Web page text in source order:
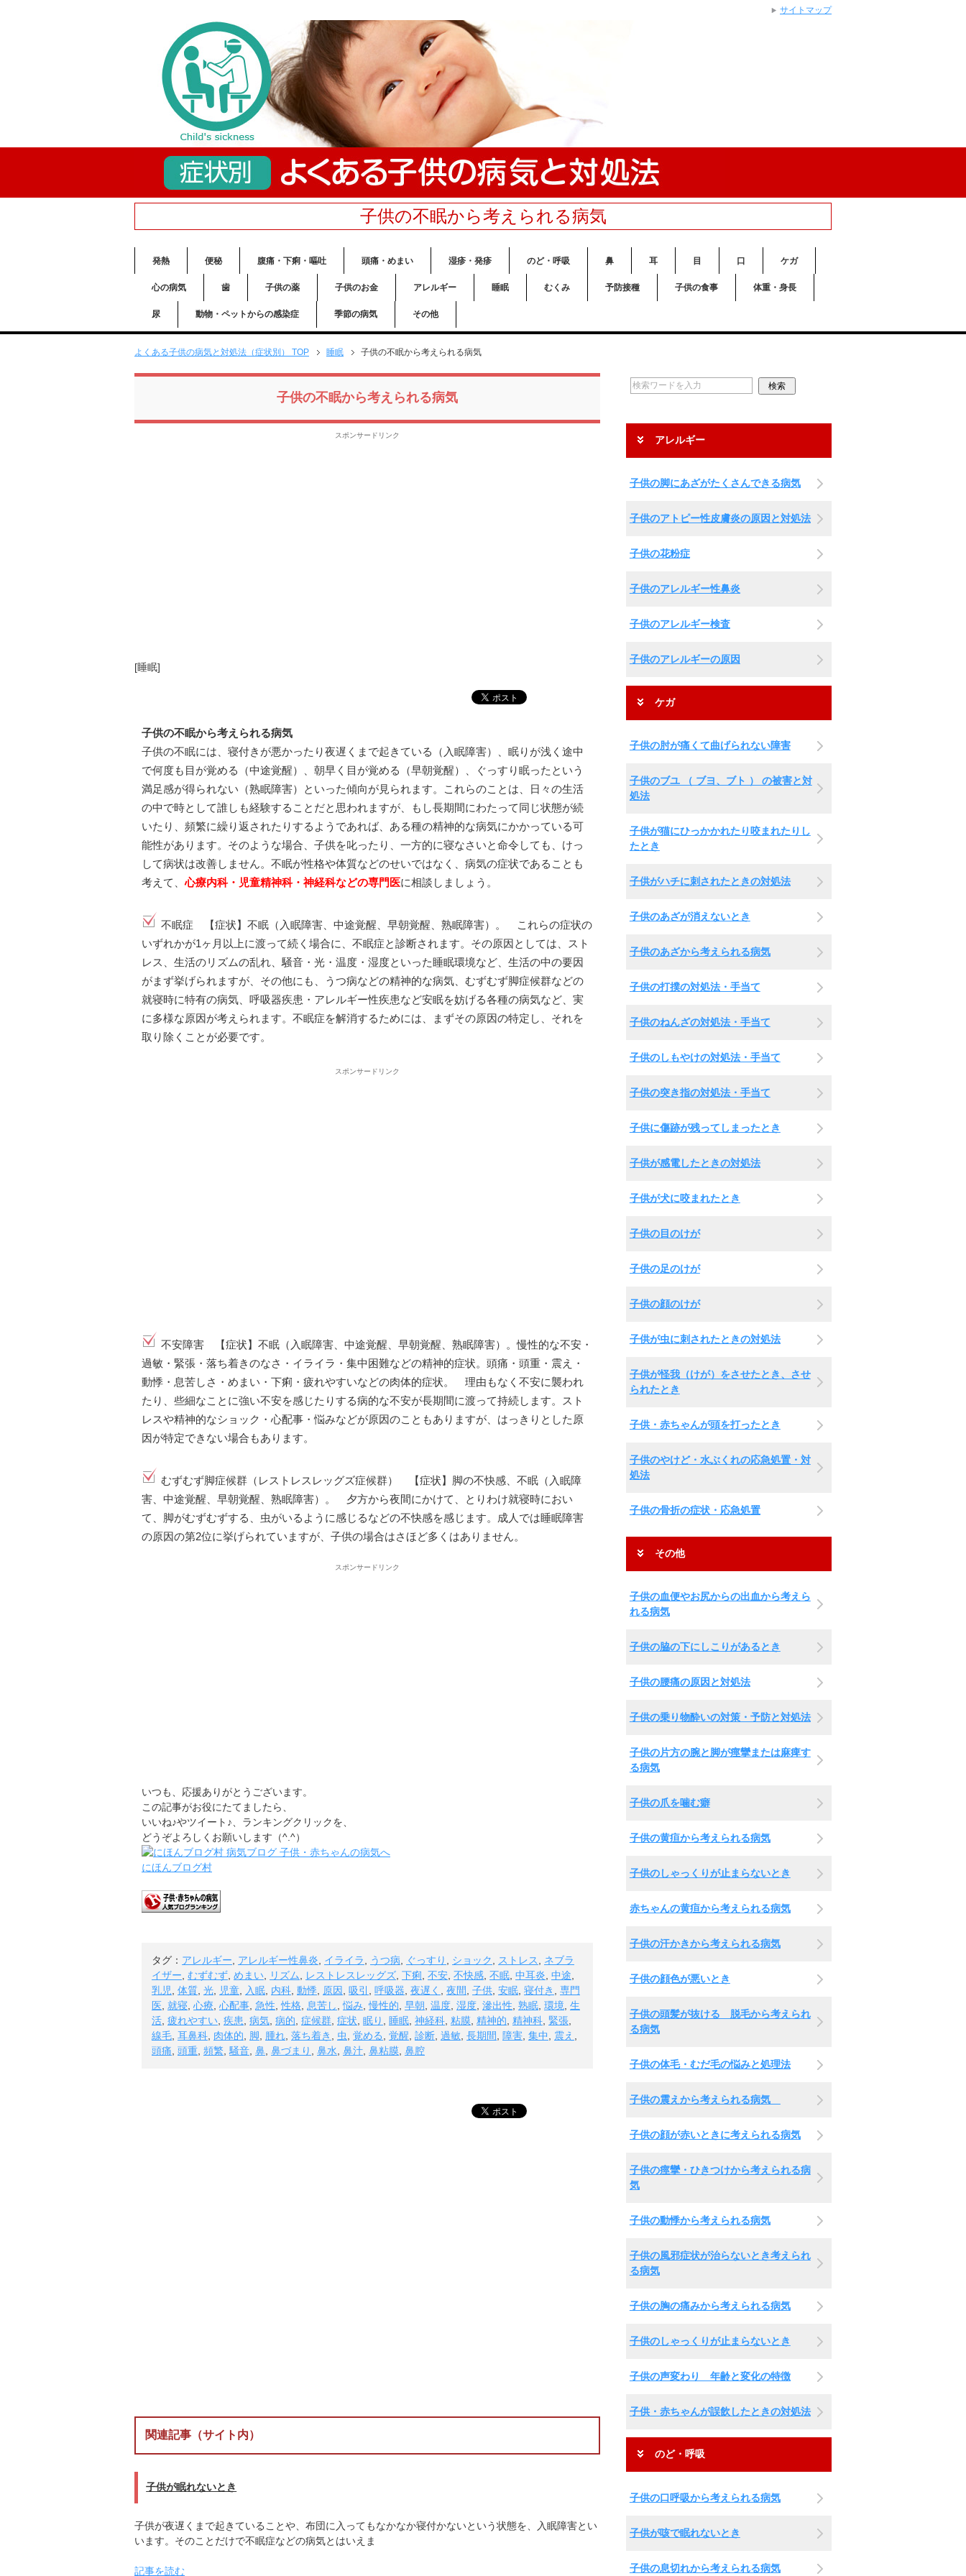
子供の不眠から考えられる病気
発熱 便秘 腹痛・下痢・嘔吐 頭痛・めまい 湿疹・発疹 のど・呼吸 鼻 耳 目 口 ケガ
心の病気 歯 子供の薬 子供のお金 アレルギー 睡眠 むくみ 予防接種 子供の食事 体重・身長
尿 動物・ペットからの感染症 季節の病気 その他
よくある子供の病気と対処法（症状別） TOP 睡眠 子供の不眠から考えられる病気
子供の不眠から考えられる病気
スポンサードリンク
[睡眠]
子供の不眠から考えられる病気
子供の不眠には、寝付きが悪かったり夜遅くまで起きている（入眠障害）、眠りが浅く途中
で何度も目が覚める（中途覚醒）、朝早く目が覚める（早朝覚醒）、ぐっすり眠ったという
満足感が得られない（熟眠障害）といった傾向が見られます。これらのことは、日々の生活
の中で時として誰しも経験することだと思われますが、もし長期間にわたって同じ状態が続
いたり、頻繁に繰り返されたりするようであれば、ある種の精神的な病気にかかっている可
能性があります。そのような場合、子供を叱ったり、一方的に寝なさいと命令しても、けっ
して病状は改善しません。不眠が性格や体質などのせいではなく、病気の症状であることも
考えて、心療内科・児童精神科・神経科などの専門医に相談しましょう。
不眠症 【症状】不眠（入眠障害、中途覚醒、早朝覚醒、熟眠障害）。 これらの症状の
いずれかが1ヶ月以上に渡って続く場合に、不眠症と診断されます。その原因としては、スト
レス、生活のリズムの乱れ、騒音・光・温度・湿度といった睡眠環境など、生活の中の要因
がまず挙げられますが、その他にも、うつ病などの精神的な病気、むずむず脚症候群などの
就寝時に特有の病気、呼吸器疾患・アレルギー性疾患など安眠を妨げる各種の病気など、実
に多様な原因が考えられます。不眠症を解消するためには、まずその原因の特定し、それを
取り除くことが必要です。
スポンサードリンク
不安障害 【症状】不眠（入眠障害、中途覚醒、早朝覚醒、熟眠障害）。慢性的な不安・
過敏・緊張・落ち着きのなさ・イライラ・集中困難などの精神的症状。頭痛・頭重・震え・
動悸・息苦しさ・めまい・下痢・疲れやすいなどの肉体的症状。 理由もなく不安に襲われ
たり、些細なことに強い不安を感じたりする病的な不安が長期間に渡って持続します。スト
レスや精神的なショック・心配事・悩みなどが原因のこともありますが、はっきりとした原
因が特定できない場合もあります。
むずむず脚症候群（レストレスレッグズ症候群） 【症状】脚の不快感、不眠（入眠障
害、中途覚醒、早朝覚醒、熟眠障害）。 夕方から夜間にかけて、とりわけ就寝時におい
て、脚がむずむずする、虫がいるように感じるなどの不快感を感じます。成人では睡眠障害
の原因の第2位に挙げられていますが、子供の場合はさほど多くはありません。
スポンサードリンク
いつも、応援ありがとうございます。
この記事がお役にたてましたら、
いいね♪やツイート♪、ランキングクリックを、
どうぞよろしくお願いします（^.^）
にほんブログ村
タグ： アレルギー アレルギー性鼻炎 イライラ うつ病 ぐっすり ショック ストレス
ネブラ
イザー むずむず めまい リズム レストレスレッグズ 下痢 不安 不快感 不眠 中耳炎 中途
乳児
体質 光 児童 入眠 内科 動悸 原因 吸引 呼吸器 夜遅く 夜間 子供 安眠 寝付き
専門
医 就寝 心療 心配事 急性 ,性格 息苦し ,悩み ,慢性的 早朝 温度 湿度 滲出性 熟眠 環境 生
活 疲れやすい 疾患 病気 病的 症候群 症状 眠り 睡眠 神経科 粘膜 精神的 精神科 緊張
線毛 耳鼻科 肉体的 脚 腫れ 落ち着き 虫 覚める 覚醒 診断 過敏 長期間 障害 集中 震え
頭痛 頭重 頻繁 騒音 鼻 鼻づまり 鼻水 鼻汁 鼻粘膜 鼻腔
関連記事（サイト内）
子供が眠れないとき
子供が夜遅くまで起きていることや、布団に入ってもなかなか寝付かないという状態を、入眠障害とい
います。そのことだけで不眠症などの病気とはいえま
記事を読む
アレルギー
子供の脚にあざがたくさんできる病気
子供のアトピー性皮膚炎の原因と対処法
子供の花粉症
子供のアレルギー性鼻炎
子供のアレルギー検査
子供のアレルギーの原因
ケガ
子供の肘が痛くて曲げられない障害
子供のブユ （ ブヨ、ブト ） の被害と対
処法
子供が猫にひっかかれたり咬まれたりし
たとき
子供がハチに刺されたときの対処法
子供のあざが消えないとき
子供のあざから考えられる病気
子供の打撲の対処法・手当て
子供のねんざの対処法・手当て
子供のしもやけの対処法・手当て
子供の突き指の対処法・手当て
子供に傷跡が残ってしまったとき
子供が感電したときの対処法
子供が犬に咬まれたとき
子供の目のけが
子供の足のけが
子供の顔のけが
子供が虫に刺されたときの対処法
子供が怪我（けが）をさせたとき、させ
られたとき
子供・赤ちゃんが頭を打ったとき
子供のやけど・水ぶくれの応急処置・対
処法
子供の骨折の症状・応急処置
その他
子供の血便やお尻からの出血から考えら
れる病気
子供の脇の下にしこりがあるとき
子供の腰痛の原因と対処法
子供の乗り物酔いの対策・予防と対処法
子供の片方の腕と脚が痙攣または麻痺す
る病気
子供の爪を噛む癖
子供の黄疸から考えられる病気
子供のしゃっくりが止まらないとき
赤ちゃんの黄疸から考えられる病気
子供の汗かきから考えられる病気
子供の顔色が悪いとき
子供の頭髪が抜ける 脱毛から考えられ
る病気
子供の体毛・むだ毛の悩みと処理法
子供の震えから考えられる病気
子供の顔が赤いときに考えられる病気
子供の痙攣・ひきつけから考えられる病
気
子供の動悸から考えられる病気
子供の風邪症状が治らないとき考えられ
る病気
子供の胸の痛みから考えられる病気
子供のしゃっくりが止まらないとき
子供の声変わり 年齢と変化の特徴
子供・赤ちゃんが誤飲したときの対処法
のど・呼吸
子供の口呼吸から考えられる病気
子供が咳で眠れないとき
子供の息切れから考えられる病気
サイトマップ